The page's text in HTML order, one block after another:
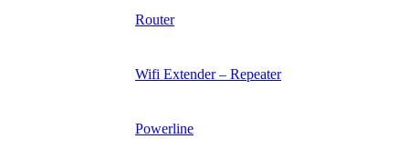
Router
Wifi Extender – Repeater
Powerline